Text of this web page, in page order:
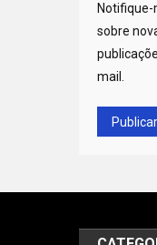
Notifique-
sobre
mail.